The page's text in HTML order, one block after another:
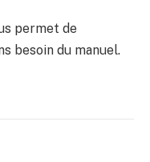
permet de
besoin du manuel.